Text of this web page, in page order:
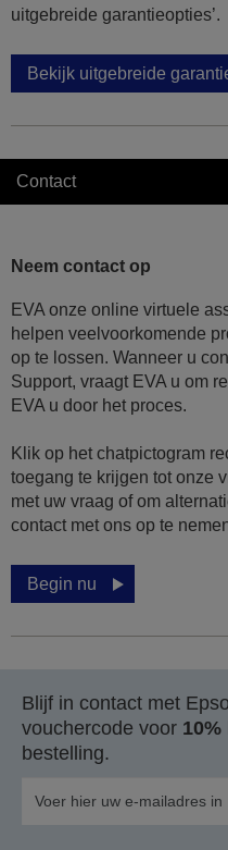
uitgebreide garantieopties’.
Bekijk uitgebreide
Contact
Neem contact op
EVA onze online virtuele
helpen veelvoorkomende
op te lossen. Wanneer u
Support, vraagt EVA u om
EVA u door het proces.
Klik op het chatpictogram
toegang te krijgen tot onze
met uw vraag of om
contact met ons op te
Begin nu
Blijf in contact met
vouchercode voor
bestelling.